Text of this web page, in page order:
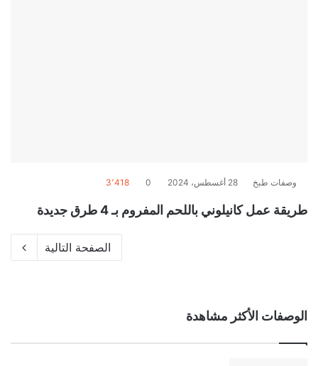
وصفات طبخ 28 أغسطس، 2024 0 3٬418
طريقة عمل كانيلوني باللحم المفروم بـ 4 طرق جديدة
الصفحة التالية
الوصفات الأكثر مشاهدة